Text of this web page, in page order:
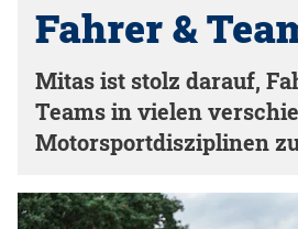
Fahrer &
Mitas ist stolz darauf,
Teams in vielen
Motorsportdisziplinen